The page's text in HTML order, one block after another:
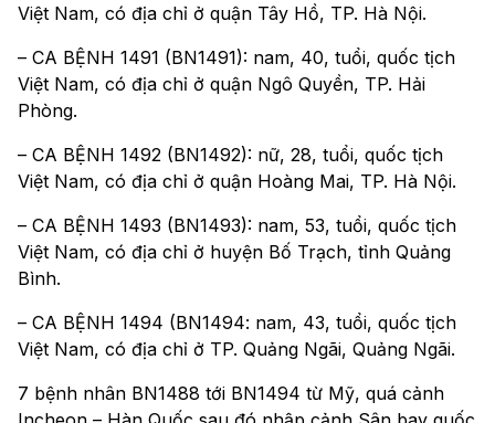
Việt Nam, có địa chỉ ở quận Tây Hồ, TP. Hà Nội.
– CA BỆNH 1491 (BN1491): nam, 40, tuổi, quốc tịch
Việt Nam, có địa chỉ ở quận Ngô Quyền, TP. Hải
Phòng.
– CA BỆNH 1492 (BN1492): nữ, 28, tuổi, quốc tịch
Việt Nam, có địa chỉ ở quận Hoàng Mai, TP. Hà Nội.
– CA BỆNH 1493 (BN1493): nam, 53, tuổi, quốc tịch
Việt Nam, có địa chỉ ở huyện Bố Trạch, tỉnh Quảng
Bình.
– CA BỆNH 1494 (BN1494: nam, 43, tuổi, quốc tịch
Việt Nam, có địa chỉ ở TP. Quảng Ngãi, Quảng Ngãi.
7 bệnh nhân BN1488 tới BN1494 từ Mỹ, quá cảnh